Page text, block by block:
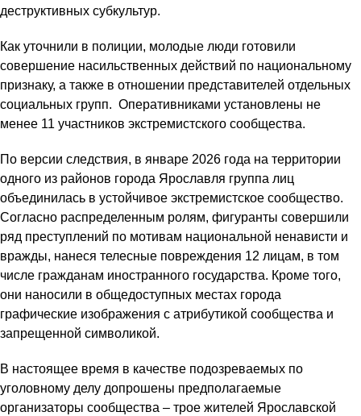
деструктивных субкультур.
Как уточнили в полиции, молодые люди готовили
совершение насильственных действий по национальному
признаку, а также в отношении представителей отдельных
социальных групп. Оперативниками установлены не
менее 11 участников экстремистского сообщества.
По версии следствия, в январе 2026 года на территории
одного из районов города Ярославля группа лиц
объединилась в устойчивое экстремистское сообщество.
Согласно распределенным ролям, фигуранты совершили
ряд преступлений по мотивам национальной ненависти и
вражды, нанеся телесные повреждения 12 лицам, в том
числе гражданам иностранного государства. Кроме того,
они наносили в общедоступных местах города
графические изображения с атрибутикой сообщества и
запрещенной символикой.
В настоящее время в качестве подозреваемых по
уголовному делу допрошены предполагаемые
организаторы сообщества – трое жителей Ярославской